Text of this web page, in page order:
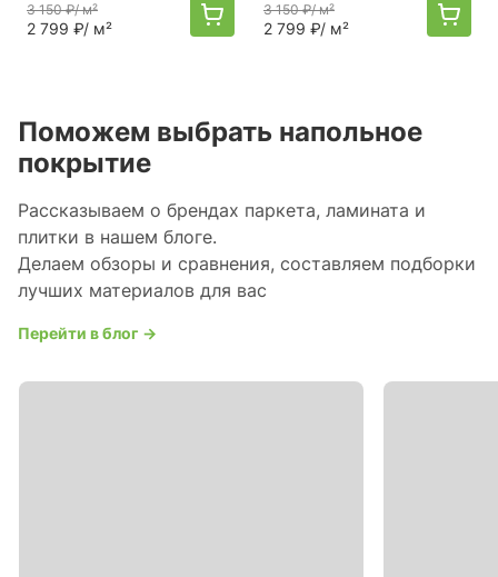
3 150 ₽/ м²
2 799 ₽/ м²
3 150 ₽/ м²
2 799 ₽/ м²
Поможем выбрать напольное
покрытие
Рассказываем о брендах паркета, ламината и
плитки в нашем блоге.
Делаем обзоры и сравнения, составляем подборки
лучших материалов для вас
Перейти в блог →